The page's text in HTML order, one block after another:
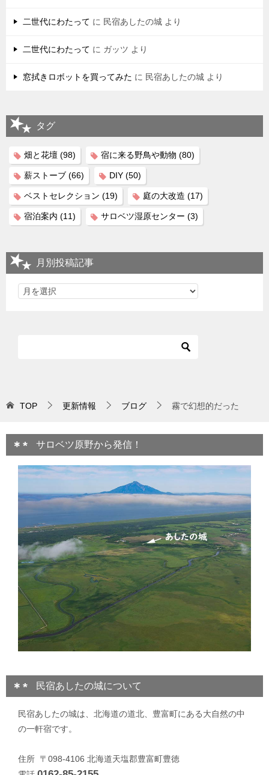
二世代にわたって に 民宿あしたの城 より
二世代にわたって に ガッツ より
窓拭きロボットを買ってみた に 民宿あしたの城 より
タグ
畑と花壇 (98) 宿に来る野鳥や動物 (80)
薪ストーブ (66) DIY (50)
ベストセレクション (19) 庭の大改造 (17)
宿泊案内 (11) サロベツ湿原センター (3)
月別投稿記事
TOP 更新情報 ブログ 霧で幻想的だった
サロベツ原野から発信！
民宿あしたの城について
民宿あしたの城は、北海道の道北、豊富町にある大自然の中
の一軒宿です。
住所 〒098-4106 北海道天塩郡豊富町豊徳